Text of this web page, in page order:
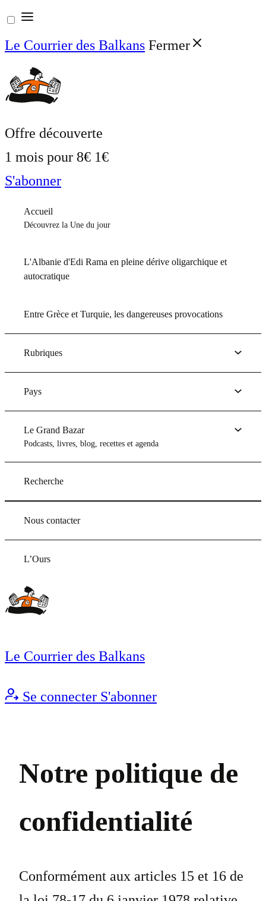
Aller
au
contenu
Le Courrier des Balkans Fermer
Offre découverte
1 mois pour 8€ 1€
S'abonner
Accueil
Découvrez la Une du jour
L'Albanie d'Edi Rama en pleine dérive oligarchique et
autocratique
Entre Grèce et Turquie, les dangereuses provocations
Rubriques
Pays
Le Grand Bazar
Podcasts, livres, blog, recettes et agenda
Recherche
Nous contacter
L’Ours
Le Courrier des Balkans
Se connecter S'abonner
Notre politique de
confidentialité
Conformément aux articles 15 et 16 de